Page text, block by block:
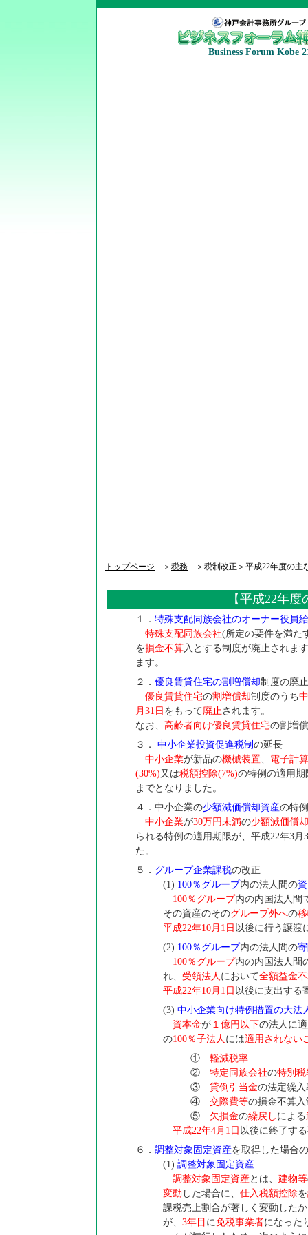
Business Forum Kobe
トップページ ＞ 税務 ＞税制改正＞平成22年度の主
【平成22年
１． 特殊支配同族会社のオーナー役員
特殊支配同族会社(所定の要件を満た
を損金不算入とする制度が廃止され
ます。
２． 優良賃貸住宅の割増償却制度の廃止
優良賃貸住宅の割増償却制度のうち
月31日 をもって廃止されます。
なお、 高齢者向け優良賃貸住宅の割増
３． 中小企業投資促進税制 の延長
中小企業が新品の機械装置、 電子計
(30%) 又は税額控除(7%)の特例の適用期
までとなりました。
４．中小企業の少額減価償却資産の特
中小企業が30万円未満の少額減価償
られる特例の適用期限が、平成22年3
た。
５． グループ企業課税の改正
(1) 100％グループ内の法人間の
100％グループ内の内国法人間
その資産のそのグループ外への
平成22年10月1日 以後に行う譲渡
(2) 100％グループ内の法人間の
100％グループ内の内国法人間
れ、 受領法人 において全額益金
平成22年10月1日 以後に支出する
(3) 中小企業向け特例措置の大法
資本金が １億円以下の法人に
の100％子法人 には適用されない
① 軽減税率
② 特定同族会社の特別税
③ 貸倒引当金の法定繰入
④ 交際費等の損金不算
⑤ 欠損金の繰戻し による
平成22年4月1日 以後に終了す
６． 調整対象固定資産を取得した場合の
(1) 調整対象固定資産
調整対象固定資産とは、 建物等
変動 した場合に、 仕入税額控除を
課税売上割合が著しく変動した
が、 3年目 に免税事業者になった